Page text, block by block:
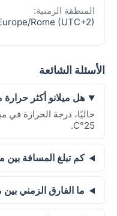
المنطقة الزمنية:
Rome (UTC+2)
الأسئلة الشائعة
هل ميلانو أكثر
25°C.
كم تبلغ المسافة بين
ما الفارق الزمني بين